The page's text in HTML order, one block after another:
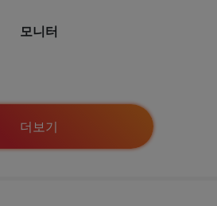
모니터
더보기